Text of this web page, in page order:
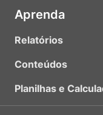
Aprenda
Relatórios
Conteúdos
Planilhas e